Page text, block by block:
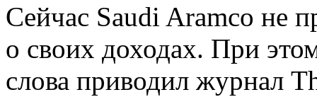
Сейчас Saudi Aramco не
о своих доходах. При
слова приводил журнал